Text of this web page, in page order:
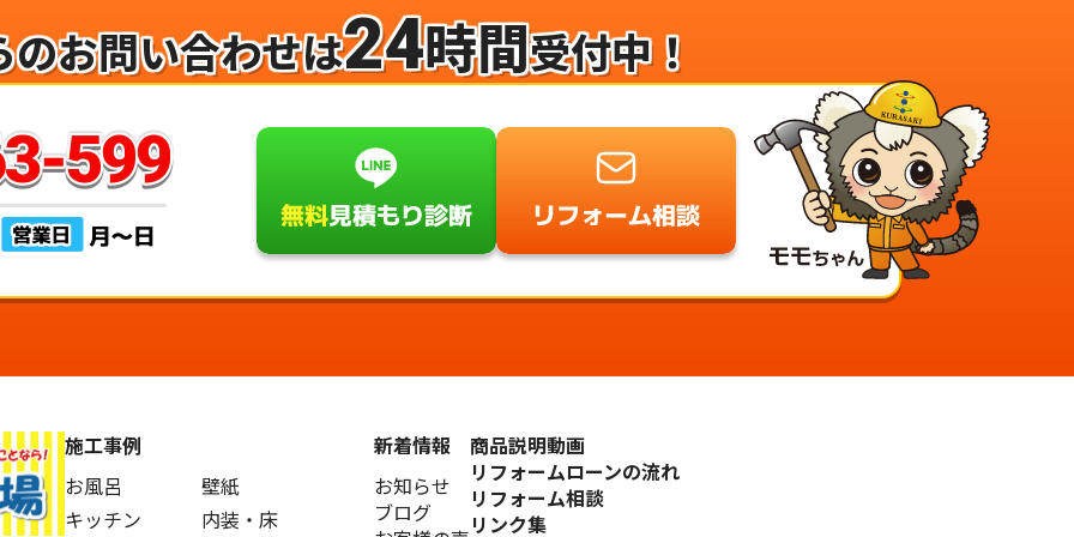
のお問い合わせは24時間受付中！
施工事例
お風呂
壁紙
キッチン
内装・床
新着情報
お知らせ
ブログ
商品説明動画
リフォームローンの流れ
リフォーム相談
リンク集